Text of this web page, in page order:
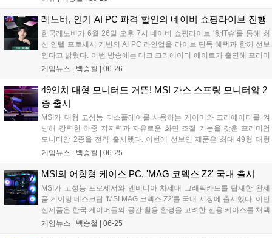
륭한 사양도 돋보이지만, 게이밍 노트북에서 선택지가 좁은 편인
흰색 제품인 점도 매력적인 부분이다....
레노버, 인기 AI PC 파격 할인의 네이버 쇼핑라이브 진행
한국레노버가 6월 26일 오후 7시 네이버 쇼핑라이브 '핫IT슈'를 통해 최
신 인텔 프로세서 기반의 AI PC 라인업을 라이브 단독 혜택과 함께 선보
인다고 밝혔다. 이번 방송에는 테크 크리에이터 에이트가 출연해 프리미
엄 AI 노트북 '요가 슬림 7i 울트라 아우라 에디션'을 비롯한 신제품들을
게임뉴스 | 백승철 06-26
49인치 대형 모니터도 거뜬! MSI 가스 스프링 모니터암 2
종 출시
MSI가 대형 고성능 디스플레이를 사용하는 게이머와 크리에이터를 겨
냥해 강력한 하중 지지력과 자유로운 화면 조절 기능을 갖춘 프리미엄
모니터암 2종을 전격 출시했다. 이번에 선보인 제품은 최대 49형 대형
모니터를 안정적으로 받쳐주는 싱글 모델 'MSI MPG MT201RG'와 멀티
모두 강력한 가스 스프링 구조를 채택하여 장시간 게임 플레이나 작업
시 유저가 원하는 최적의 시각적 몰입감을 제공하도록 설계된 것이 특징
이다....
게임뉴스 | 백승철 06-25
MSI의 어항형 케이스 PC, 'MAG 코덱스 Z2' 국내 출시
MSI가 고성능 프로세서와 엔비디아 차세대 그래픽카드를 탑재한 완제
품 게이밍 데스크탑 'MSI MAG 코덱스 Z2'를 국내 시장에 출시했다. 이번
신제품은 한국 게이머들의 공간 활용 환경을 고려한 전용 케이스를 채택
하고 온디바이스 AI 처리 능력을 강화한 것이 특징이다. 프리랜서 크리에
게임뉴스 | 백승철 06-25